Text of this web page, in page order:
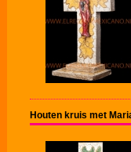
Houten kruis met